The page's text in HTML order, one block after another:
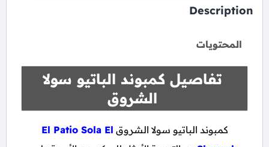
Description
المحتويات
تفاصيل كمبوند الباتيو سولا
الشروق
كمبوند الباتيو سولا الشروق El Patio Sola El